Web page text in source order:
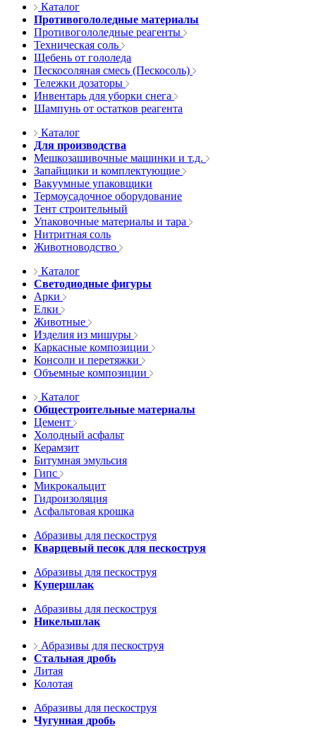
Каталог
Противогололедные материалы
Противогололедные реагенты
Техническая соль
Щебень от гололеда
Пескосоляная смесь (Пескосоль)
Тележки дозаторы
Инвентарь для уборки снега
Шампунь от остатков реагента
Каталог
Для производства
Мешкозашивочные машинки и т.д.
Запайщики и комплектующие
Вакуумные упаковщики
Термоусадочное оборудование
Тент строительный
Упаковочные материалы и тара
Нитритная соль
Животноводство
Каталог
Светодиодные фигуры
Арки
Елки
Животные
Изделия из мишуры
Каркасные композиции
Консоли и перетяжки
Объемные композиции
Каталог
Общестроительные материалы
Цемент
Холодный асфальт
Керамзит
Битумная эмульсия
Гипс
Микрокальцит
Гидроизоляция
Асфальтовая крошка
Абразивы для пескоструя
Кварцевый песок для пескоструя
Абразивы для пескоструя
Купершлак
Абразивы для пескоструя
Никельшлак
Абразивы для пескоструя
Стальная дробь
Литая
Колотая
Абразивы для пескоструя
Чугунная дробь